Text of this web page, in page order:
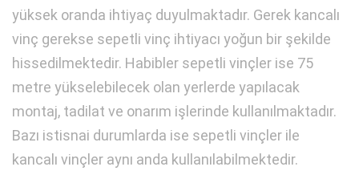
yüksek oranda ihtiyaç duyulmaktadır. Gerek kancalı
vinç gerekse sepetli vinç ihtiyacı yoğun bir şekilde
hissedilmektedir. Habibler sepetli vinçler ise 75
metre yükselebilecek olan yerlerde yapılacak
montaj, tadilat ve onarım işlerinde kullanılmaktadır.
Bazı istisnai durumlarda ise sepetli vinçler ile
kancalı vinçler aynı anda kullanılabilmektedir.